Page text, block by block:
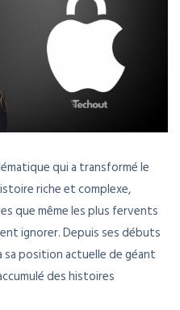
qui a transformé le
riche et complexe,
que même les plus fervents
ignorer. Depuis ses débuts
sa position actuelle de géant
des histoires